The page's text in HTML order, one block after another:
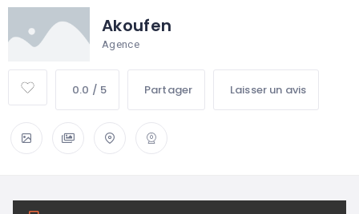
Akoufen
Agence
0.0 / 5 Partager Laisser un avis